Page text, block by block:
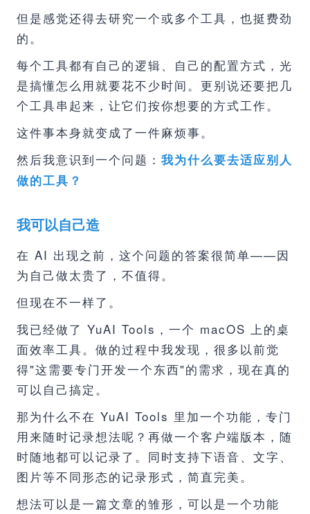
但是感觉还得去研究一个或多个工具，也挺费劲
的。
每个工具都有自己的逻辑、自己的配置方式，光
是搞懂怎么用就要花不少时间。更别说还要把几
个工具串起来，让它们按你想要的方式工作。
这件事本身就变成了一件麻烦事。
然后我意识到一个问题： 我为什么要去适应别人
做的工具？
我可以自己造
在 AI 出现之前，这个问题的答案很简单——因
为自己做太贵了，不值得。
但现在不一样了。
我已经做了 YuAI Tools，一个 macOS 上的桌
面效率工具。做的过程中我发现，很多以前觉
得"这需要专门开发一个东西"的需求，现在真的
可以自己搞定。
那为什么不在 YuAI Tools 里加一个功能，专门
用来随时记录想法呢？再做一个客户端版本，随
时随地都可以记录了。同时支持下语音、文字、
图片等不同形态的记录形式，简直完美。
想法可以是一篇文章的雏形，可以是一个功能